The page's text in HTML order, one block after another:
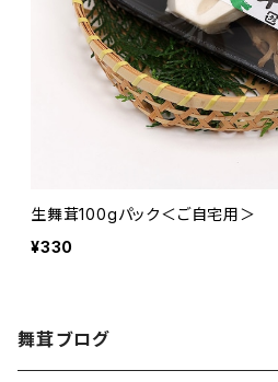
生舞茸100gパック＜ご自宅用＞
¥330
舞茸ブログ